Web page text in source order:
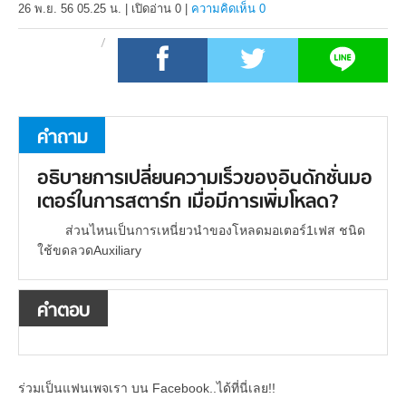
26 พ.ย. 56 05.25 น. เปิดอ่าน 0 ความคิดเห็น 0
คำถาม
อธิบายการเปลี่ยนความเร็วของอินดักชั่นมอ
เตอร์ในการสตาร์ท เมื่อมีการเพิ่มโหลด?
ส่วนไหนเป็นการเหนี่ยวนำของโหลดมอเตอร์1เฟส ชนิด
ใช้ขดลวดAuxiliary
คำตอบ
ร่วมเป็นแฟนเพจเรา บน Facebook..ได้ที่นี่เลย!!